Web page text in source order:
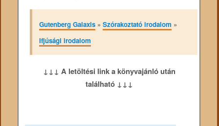
Gutenberg Galaxis» Szórakoztató irodalom »
Ifjúsági irodalom
↓↓↓ A letöltési link a könyvajánló után
található ↓↓↓